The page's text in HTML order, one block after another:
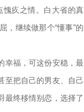
愧疚之情。白大省的真
，继续做那个“懂事”的
幸福，可这份安稳，最
至把自己的男友、自己
最终移情别恋，选择了